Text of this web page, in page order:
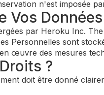
n'est imposée
Vos
par Heroku Inc.
Personnelles sont
œuvre des mesures
?
doit être donné